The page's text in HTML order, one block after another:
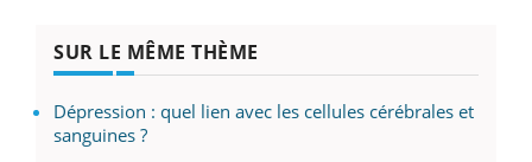
SUR LE MÊME THÈME
Dépression : quel lien avec les cellules cérébrales et
sanguines ?